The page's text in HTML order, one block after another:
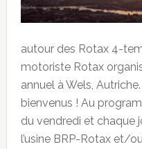
autour des Rotax 4-
motoriste Rotax
annuel à Wels,
bienvenus ! Au
du vendredi et chaque
l’usine BRP-Rotax et/